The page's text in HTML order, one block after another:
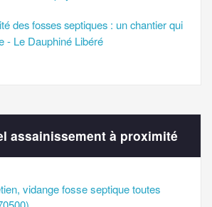
des fosses septiques : un chantier qui
- Le Dauphiné Libéré
assainissement à proximité
vidange fosse septique toutes